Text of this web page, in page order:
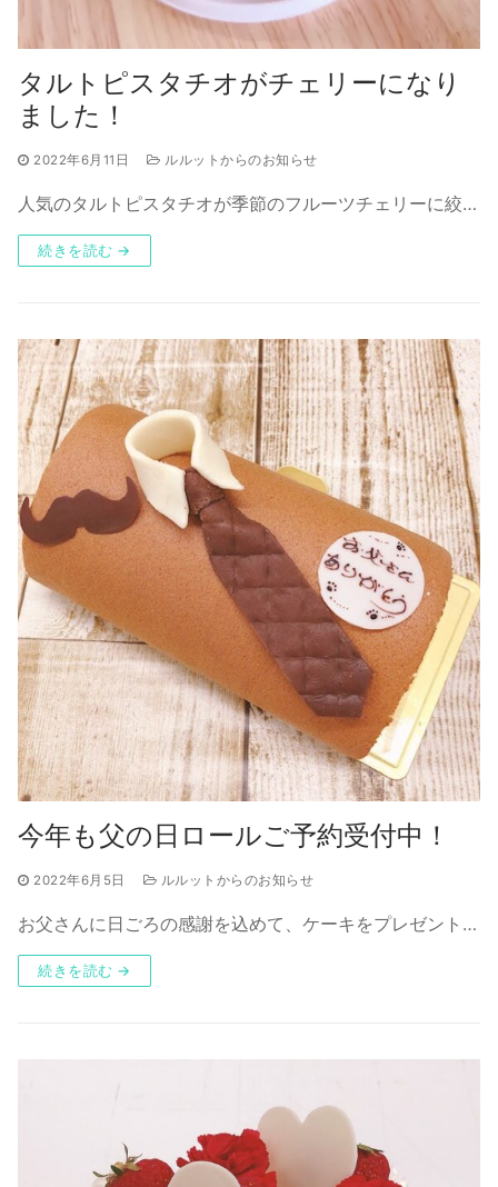
タルトピスタチオがチェリーになり
ました！
2022年6月11日 ルルットからのお知らせ
人気のタルトピスタチオが季節のフルーツチェリーに絞…
続きを読む →
今年も父の日ロールご予約受付中！
2022年6月5日 ルルットからのお知らせ
お父さんに日ごろの感謝を込めて、ケーキをプレゼント…
続きを読む →